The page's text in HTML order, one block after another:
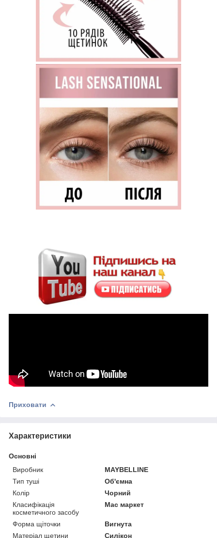
Приховати
Характеристики
Основні
Виробник
MAYBELLINE
Тип туші
Об'ємна
Колір
Чорний
Класифікація
косметичного засобу
Мас маркет
Форма щіточки
Вигнута
Матеріал щетини
Силікон